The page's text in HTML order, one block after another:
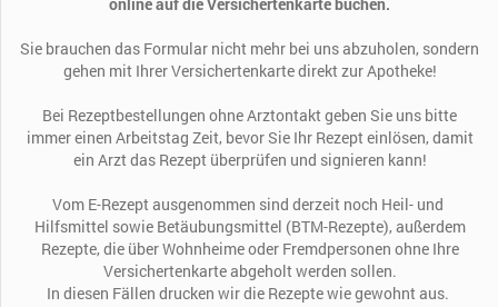
Sie brauchen das Formular nicht mehr bei uns abzuholen, sondern
gehen mit Ihrer Versichertenkarte direkt zur Apotheke!
Bei Rezeptbestellungen ohne Arztontakt geben Sie uns bitte
immereinen Arbeitstag Zeit, bevor Sie Ihr Rezept einlösen, damit
ein Arzt das Rezept überprüfen und signieren kann!
Vom E-Rezept ausgenommen sind derzeit noch Heil- und
Hilfsmittel sowie Betäubungsmittel (BTM-Rezepte), außerdem
Rezepte, die über Wohnheime oder Fremdpersonen ohne Ihre
Versichertenkarte abgeholt werden sollen.
In diesen Fällen drucken wir die Rezepte wie gewohnt aus.